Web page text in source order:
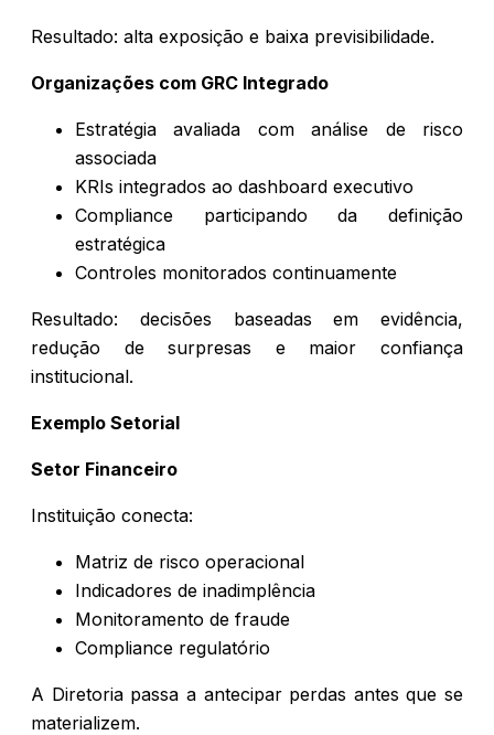
Resultado: alta exposição e baixa previsibilidade.
Organizações com GRC Integrado
Estratégia avaliada com análise de risco
associada
KRIs integrados ao dashboard executivo
Compliance participando da definição
estratégica
Controles monitorados continuamente
Resultado: decisões baseadas em evidência,
redução de surpresas e maior confiança
institucional.
Exemplo Setorial
Setor Financeiro
Instituição conecta:
Matriz de risco operacional
Indicadores de inadimplência
Monitoramento de fraude
Compliance regulatório
A Diretoria passa a antecipar perdas antes que se
materializem.